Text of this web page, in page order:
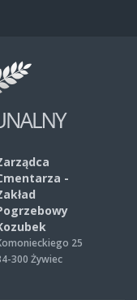
-
25
300 Żywiec